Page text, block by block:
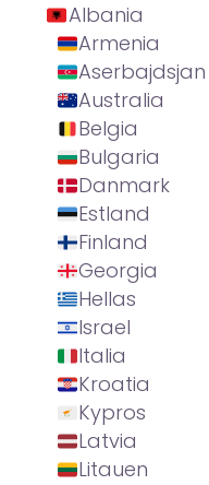
Albania
Armenia
Aserbajdsjan
Australia
Belgia
Bulgaria
Danmark
Estland
Finland
Georgia
Hellas
Israel
Italia
Kroatia
Kypros
Latvia
Litauen